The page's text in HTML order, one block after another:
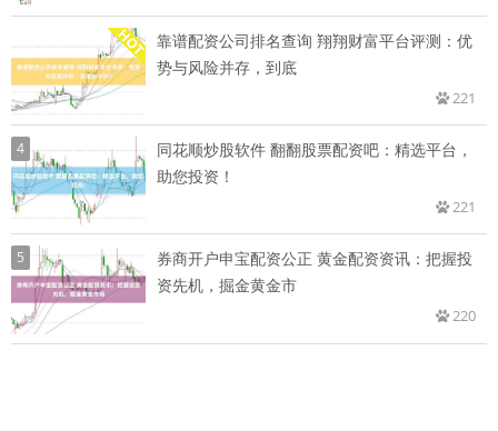
靠谱配资公司排名查询 翔翔财富平台评测：优
势与风险并存，到底
221
4
同花顺炒股软件 翻翻股票配资吧：精选平台，
助您投资！
221
5
券商开户申宝配资公正 黄金配资资讯：把握投
资先机，掘金黄金市
220